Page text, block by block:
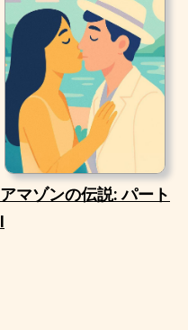
アマゾンの伝説: パート
I